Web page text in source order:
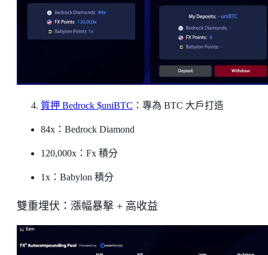
質押 Bedrock $uniBTC ：專為 BTC 大戶打造
84x：Bedrock Diamond
120,000x：Fx 積分
1x：Babylon 積分
雙重埋伏：漲幅暴擊 + 高收益